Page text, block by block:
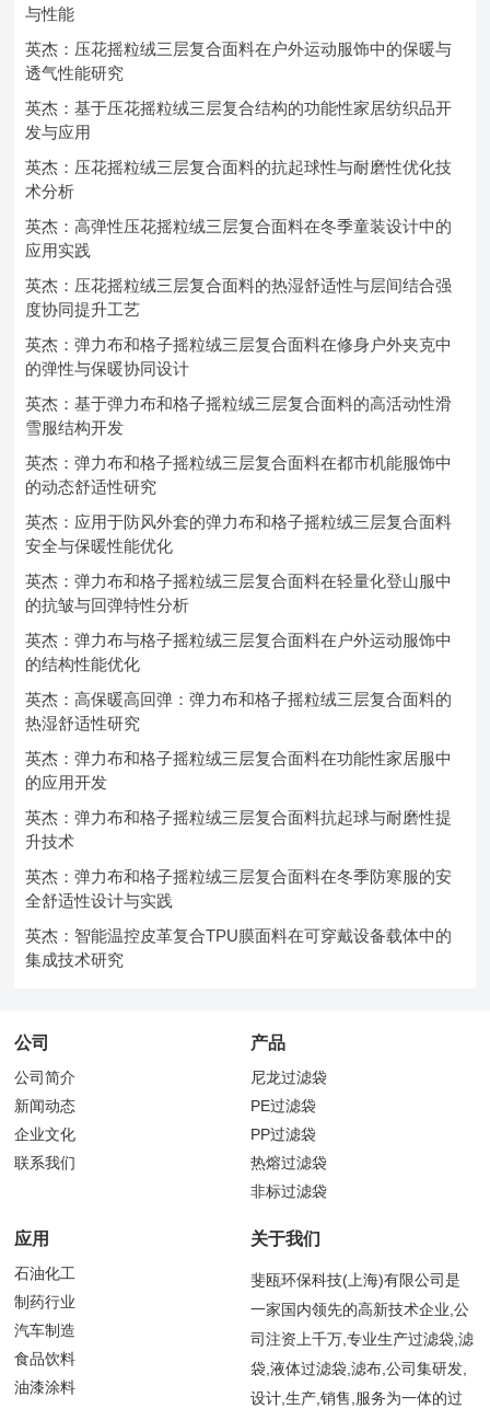
与性能
英杰：压花摇粒绒三层复合面料在户外运动服饰中的保暖与
透气性能研究
英杰：基于压花摇粒绒三层复合结构的功能性家居纺织品开
发与应用
英杰：压花摇粒绒三层复合面料的抗起球性与耐磨性优化技
术分析
英杰：高弹性压花摇粒绒三层复合面料在冬季童装设计中的
应用实践
英杰：压花摇粒绒三层复合面料的热湿舒适性与层间结合强
度协同提升工艺
英杰：弹力布和格子摇粒绒三层复合面料在修身户外夹克中
的弹性与保暖协同设计
英杰：基于弹力布和格子摇粒绒三层复合面料的高活动性滑
雪服结构开发
英杰：弹力布和格子摇粒绒三层复合面料在都市机能服饰中
的动态舒适性研究
英杰：应用于防风外套的弹力布和格子摇粒绒三层复合面料
安全与保暖性能优化
英杰：弹力布和格子摇粒绒三层复合面料在轻量化登山服中
的抗皱与回弹特性分析
英杰：弹力布与格子摇粒绒三层复合面料在户外运动服饰中
的结构性能优化
英杰：高保暖高回弹：弹力布和格子摇粒绒三层复合面料的
热湿舒适性研究
英杰：弹力布和格子摇粒绒三层复合面料在功能性家居服中
的应用开发
英杰：弹力布和格子摇粒绒三层复合面料抗起球与耐磨性提
升技术
英杰：弹力布和格子摇粒绒三层复合面料在冬季防寒服的安
全舒适性设计与实践
英杰：智能温控皮革复合TPU膜面料在可穿戴设备载体中的
集成技术研究
公司
公司简介
新闻动态
企业文化
联系我们
产品
尼龙过滤袋
PE过滤袋
PP过滤袋
热熔过滤袋
非标过滤袋
应用
石油化工
制药行业
汽车制造
食品饮料
油漆涂料
关于我们
斐瓯环保科技(上海)有限公司是
一家国内领先的高新技术企业,公
司注资上千万,专业生产过滤袋,滤
袋,液体过滤袋,滤布,公司集研发,
设计,生产,销售,服务为一体的过